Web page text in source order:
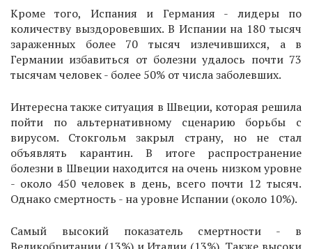
Кроме того, Испания и Германия - лидеры по
количеству выздоровевших. В Испании на 180 тысяч
зараженных более 70 тысяч излечившихся, а в
Германии избавиться от болезни удалось почти 73
тысячам человек - более 50% от числа заболевших.
Интересна также ситуация в Швеции, которая решила
пойти по альтернативному сценарию борьбы с
вирусом. Стокгольм закрыл страну, но не стал
объявлять карантин. В итоге распространение
болезни в Швеции находится на очень низком уровне
- около 450 человек в день, всего почти 12 тысяч.
Однако смертность - на уровне Испании (около 10%).
Самый высокий показатель смертности - в